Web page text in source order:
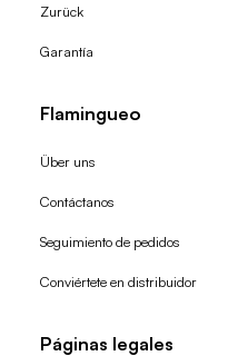
Zurück
Garantía
Flamingueo
Über uns
Contáctanos
Seguimiento de pedidos
Conviértete en distribuidor
Páginas legales